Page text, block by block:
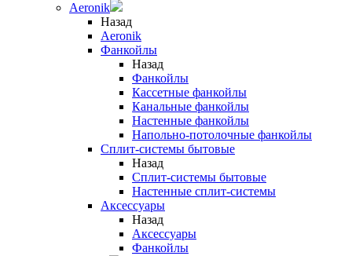
Aeronik
Назад
Aeronik
Фанкойлы
Назад
Фанкойлы
Кассетные фанкойлы
Канальные фанкойлы
Настенные фанкойлы
Напольно-потолочные фанкойлы
Сплит-системы бытовые
Назад
Сплит-системы бытовые
Настенные сплит-системы
Аксессуары
Назад
Аксессуары
Фанкойлы